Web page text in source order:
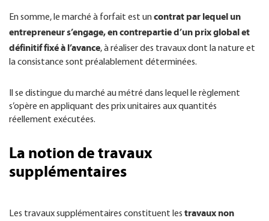
En somme, le marché à forfait est uncontrat par lequel un
entrepreneur s’engage, en contrepartie d’un prix global et
définitif fixé à l’avance, à réaliser des travaux dont la nature et
la consistance sont préalablement déterminées.
Il se distingue du marché au métré dans lequel le règlement
s’opère en appliquant des prix unitaires aux quantités
réellement exécutées.
La notion de travaux
supplémentaires
Les travaux supplémentaires constituent les travaux non